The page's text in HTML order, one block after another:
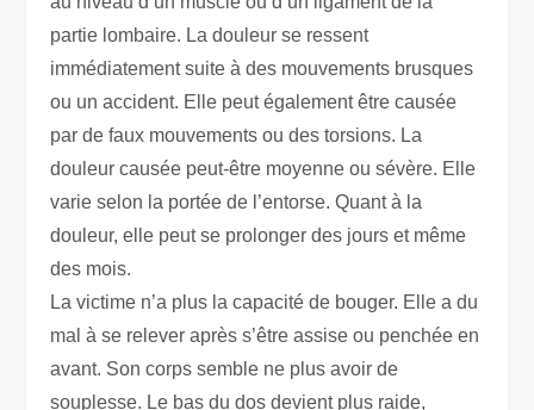
partie lombaire. La douleur se ressent
immédiatement suite à des mouvements brusques
ou un accident. Elle peut également être causée
par de faux mouvements ou des torsions. La
douleur causée peut-être moyenne ou sévère. Elle
varie selon la portée de l’entorse. Quant à la
douleur, elle peut se prolonger des jours et même
des mois.
La victime n’a plus la capacité de bouger. Elle a du
mal à se relever après s’être assise ou penchée en
avant. Son corps semble ne plus avoir de
souplesse. Le bas du dos devient plus raide,